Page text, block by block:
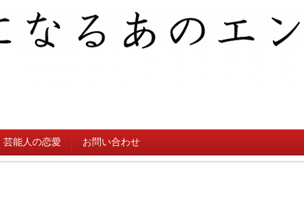
芸能人の恋愛 お問い合わせ